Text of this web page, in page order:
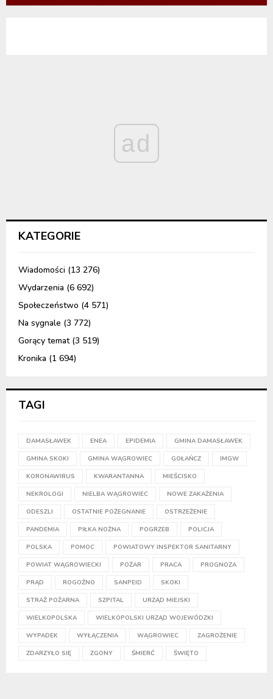
ad
KATEGORIE
Wiadomości (13 276)
Wydarzenia (6 692)
Społeczeństwo (4 571)
Na sygnale (3 772)
Gorący temat(3 519)
Kronika (1 694)
TAGI
DAMASŁAWEK ENEA EPIDEMIA GMINA DAMASŁAWEK
GMINA SKOKI GMINA WĄGROWIEC GOŁAŃCZ IMGW
KORONAWIRUS KWARANTANNA MIEŚCISKO
NEKROLOGI NIELBA WĄGROWIEC NOWE ZAKAŻENIA
ODESZLI OSTATNIE POŻEGNANIE OSTRZEŻENIE
PANDEMIA PIŁKA NOŻNA POGRZEB POLICJA
POLSKA POMOC POWIATOWY INSPEKTOR SANITARNY
POWIAT WĄGROWIECKI POŻAR PRACA PROGNOZA
PRĄD ROGOŹNO SANPEID SKOKI
STRAŻ POŻARNA SZPITAL URZĄD MIEJSKI
WIELKOPOLSKA WIELKOPOLSKI URZĄD WOJEWÓDZKI
WYPADEK WYŁĄCZENIA WĄGROWIEC ZAGROŻENIE
ZDARZYŁO SIĘ ZGONY ŚMIERĆ ŚWIĘTO